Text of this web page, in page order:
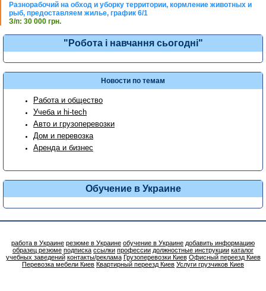
Разнорабочий на обход и уборку территории, кормление животных и
рыб, предоставляем жилье, график 6/1
З/п: 30 000 грн.
"Робота і навчання сьогодні"
Новости по темам
Работа и общество
Учеба и hi-tech
Авто и грузоперевозки
Дом и перевозка
Аренда и бизнес
Обучение в Украине
работа в Украине резюме в Украине обучение в Украине добавить информацию
образец резюме подписка ссылки профессии должностные инструкции каталог
учебных заведений контакты/реклама Грузоперевозки Киев Офисный переезд Киев
Перевозка мебели Киев Квартирный переезд Киев Услуги грузчиков Киев